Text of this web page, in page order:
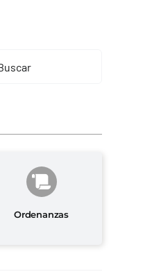
Ordenanzas